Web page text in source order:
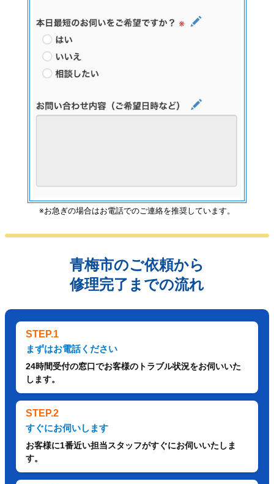
※お急ぎの場合はお電話でのご連絡を推奨しています。
青梅市のご依頼から
修理完了までの流れ
STEP.1
まずはお電話ください
24時間受付の窓口でお客様のトラブル状況をお伺いいた
します。
STEP.2
すぐにお伺いします
お客様に1番近い担当スタッフがすぐにお伺いいたしま
す。